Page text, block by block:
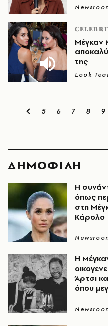
Μέγκαν
της
Look
5 6 7 8 9
ΔΗΜΟΦΙΛΗ
Η
όπως
στη
Κάρολο
Η
Άρτσι
όπου